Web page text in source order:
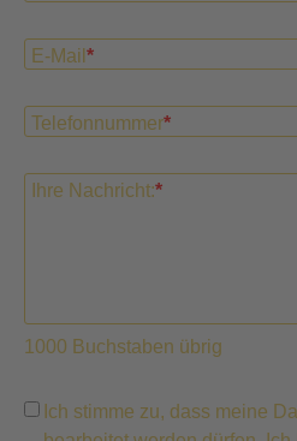
E-Mail *
Telefonnummer*
Ihre Nachricht:*
1000 Buchstaben übrig
Ich stimme zu, dass meine